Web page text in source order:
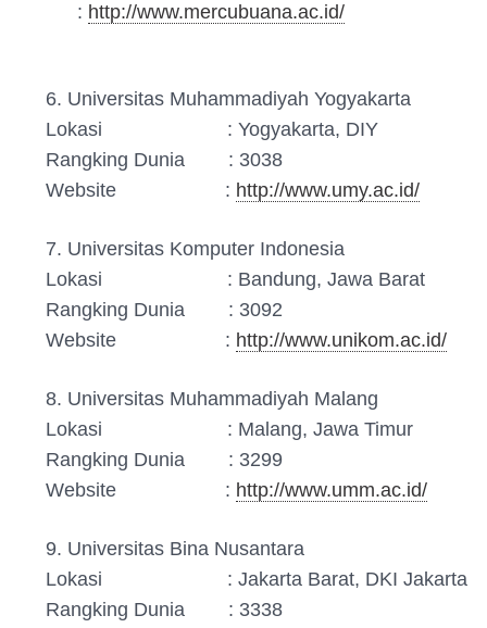
: http://www.mercubuana.ac.id/
6. Universitas Muhammadiyah Yogyakarta
Lokasi : Yogyakarta, DIY
Rangking Dunia : 3038
Website : http://www.umy.ac.id/
7. Universitas Komputer Indonesia
Lokasi : Bandung, Jawa Barat
Rangking Dunia : 3092
Website : http://www.unikom.ac.id/
8. Universitas Muhammadiyah Malang
Lokasi : Malang, Jawa Timur
Rangking Dunia : 3299
Website : http://www.umm.ac.id/
9. Universitas Bina Nusantara
Lokasi : Jakarta Barat, DKI Jakarta
Rangking Dunia : 3338